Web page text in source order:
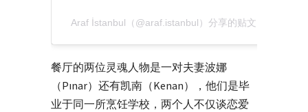
Araf İstanbul（@araf.istanbul）分享的贴文
餐厅的两位灵魂人物是一对夫妻波娜
（Pınar）还有凯南（Kenan），他们是毕
业于同一所烹饪学校，两个人不仅谈恋爱